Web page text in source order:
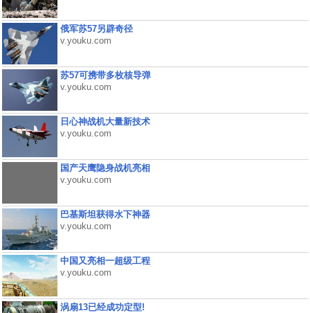
俄军苏57另辟奇径
v.youku.com
苏57可携带多枚核导弹
v.youku.com
日心神战机大量新技术
v.youku.com
国产天鹰隐身战机亮相
v.youku.com
巴基斯坦获得水下神器
v.youku.com
中国又亮相一超级工程
v.youku.com
涡扇13已经成功定型!